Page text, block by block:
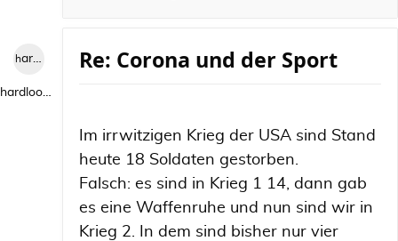
hardlooper
hardlooper
Re: Corona und der Sport
Im irrwitzigen Krieg der USA sind Stand
heute 18 Soldaten gestorben.
Falsch: es sind in Krieg 1 14, dann gab
es eine Waffenruhe und nun sind wir in
Krieg 2. In dem sind bisher nur vier